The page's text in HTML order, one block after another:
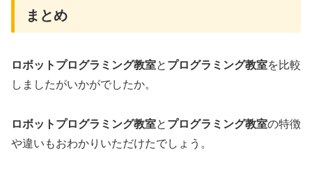
まとめ
ロボットプログラミング教室と プログラミング教室を比較
しましたがいかがでしたか。
ロボットプログラミング教室と プログラミング教室の特徴
や違いもおわかりいただけたでしょう。